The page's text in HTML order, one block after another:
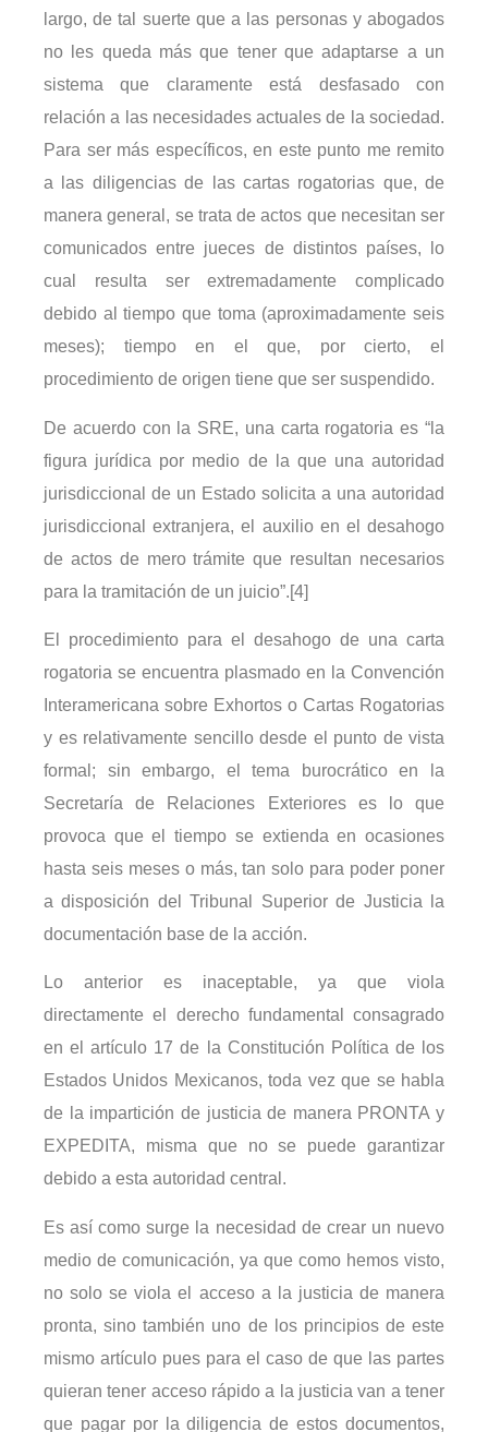
largo, de tal suerte que a las personas y abogados
no les queda más que tener que adaptarse a un
sistema que claramente está desfasado con
relación a las necesidades actuales de la sociedad.
Para ser más específicos, en este punto me remito
a las diligencias de las cartas rogatorias que, de
manera general, se trata de actos que necesitan ser
comunicados entre jueces de distintos países, lo
cual resulta ser extremadamente complicado
debido al tiempo que toma (aproximadamente seis
meses); tiempo en el que, por cierto, el
procedimiento de origen tiene que ser suspendido.
De acuerdo con la SRE, una carta rogatoria es “la
figura jurídica por medio de la que una autoridad
jurisdiccional de un Estado solicita a una autoridad
jurisdiccional extranjera, el auxilio en el desahogo
de actos de mero trámite que resultan necesarios
para la tramitación de un juicio”.[4]
El procedimiento para el desahogo de una carta
rogatoria se encuentra plasmado en la Convención
Interamericana sobre Exhortos o Cartas Rogatorias
y es relativamente sencillo desde el punto de vista
formal; sin embargo, el tema burocrático en la
Secretaría de Relaciones Exteriores es lo que
provoca que el tiempo se extienda en ocasiones
hasta seis meses o más, tan solo para poder poner
a disposición del Tribunal Superior de Justicia la
documentación base de la acción.
Lo anterior es inaceptable, ya que viola
directamente el derecho fundamental consagrado
en el artículo 17 de la Constitución Política de los
Estados Unidos Mexicanos, toda vez que se habla
de la impartición de justicia de manera PRONTA y
EXPEDITA, misma que no se puede garantizar
debido a esta autoridad central.
Es así como surge la necesidad de crear un nuevo
medio de comunicación, ya que como hemos visto,
no solo se viola el acceso a la justicia de manera
pronta, sino también uno de los principios de este
mismo artículo pues para el caso de que las partes
quieran tener acceso rápido a la justicia van a tener
que pagar por la diligencia de estos documentos,